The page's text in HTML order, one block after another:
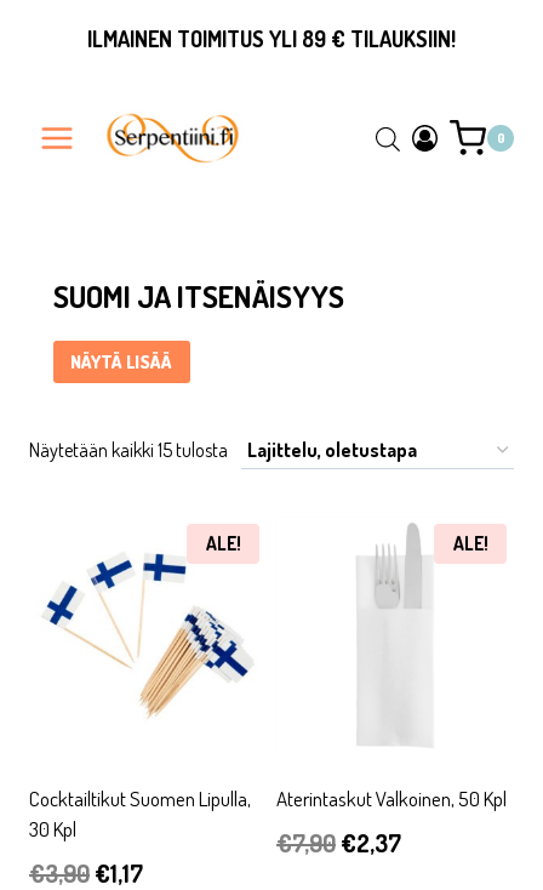
ILMAINEN TOIMITUS YLI 89 € TILAUKSIIN!
0
Suomi ja itsenäisyys ... Content continues. Activate the
SUOMI JA ITSENÄISYYS
NÄYTÄ LISÄÄ
Näytetään kaikki 15 tulosta
ALE!
Cocktailtikut Suomen Lipulla,
30 Kpl
€3,90Alkuperäinen
€1,17Nykyinen
ALE!
Aterintaskut Valkoinen, 50 Kpl
€7,90Alkuperäinen
€2,37Nykyinen